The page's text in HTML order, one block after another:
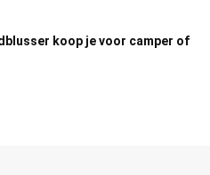
koop je voor camper of